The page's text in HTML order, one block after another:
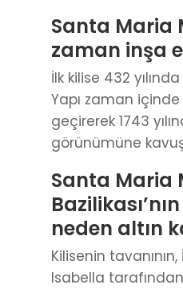
Santa Maria
zaman inşa
İlk kilise 432
Yapı zaman
geçirerek 1743
görünümüne
Santa Maria
neden altın
Kilisenin
Isabella